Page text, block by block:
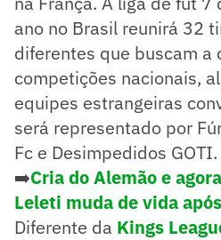
ano no Brasil reunirá 32
diferentes que buscam a
competições nacionais,
equipes estrangeiras
será representado por
Fc e Desimpedidos GOTI.
➡️Cria do Alemão e
Leleti muda de vida
Diferente da Kings